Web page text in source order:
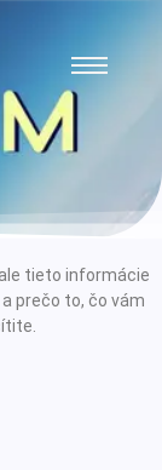
tieto informácie
prečo to, čo vám